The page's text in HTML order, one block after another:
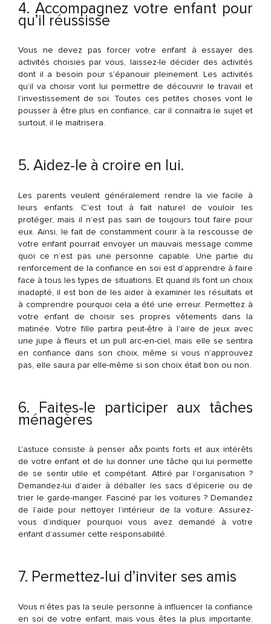
4. Accompagnez votre enfant pour
qu’il réussisse
Vous ne devez pas forcer votre enfant à essayer des
activités choisies par vous, laissez-le décider des activités
dont il a besoin pour s’épanouir pleinement. Les activités
qu’il va choisir vont lui permettre de découvrir le travail et
l’investissement de soi. Toutes ces petites choses vont le
pousser à être plus en confiance, car il connaitra le sujet et
surtout, il le maitrisera.
5. Aidez-le à croire en lui.
Les parents veulent généralement rendre la vie facile à
leurs enfants. C’est tout à fait naturel de vouloir les
protéger, mais il n’est pas sain de toujours tout faire pour
eux. Ainsi, le fait de constamment courir à la rescousse de
votre enfant pourrait envoyer un mauvais message comme
quoi ce n’est pas une personne capable. Une partie du
renforcement de la confiance en soi est d’apprendre à faire
face à tous les types de situations. Et quand ils font un choix
inadapté, il est bon de les aider à examiner les résultats et
à comprendre pourquoi cela a été une erreur. Permettez à
votre enfant de choisir ses propres vêtements dans la
matinée. Votre fille partira peut-être à l’aire de jeux avec
une jupe à fleurs et un pull arc-en-ciel, mais elle se sentira
en confiance dans son choix, même si vous n’approuvez
pas, elle saura par elle-même si son choix était bon ou non.
6. Faites-le participer aux tâches
ménagères
L’astuce consiste à penser aux points forts et aux intérêts
de votre enfant et de lui donner une tâche qui lui permette
de se sentir utile et compétant. Attiré par l’organisation ?
Demandez-lui d’aider à déballer les sacs d’épicerie ou de
trier le garde-manger. Fasciné par les voitures ? Demandez
de l’aide pour nettoyer l’intérieur de la voiture. Assurez-
vous d’indiquer pourquoi vous avez demandé à votre
enfant d’assumer cette responsabilité.
7. Permettez-lui d’inviter ses amis
Vous n’êtes pas la seule personne à influencer la confiance
en soi de votre enfant, mais vous êtes la plus importante.